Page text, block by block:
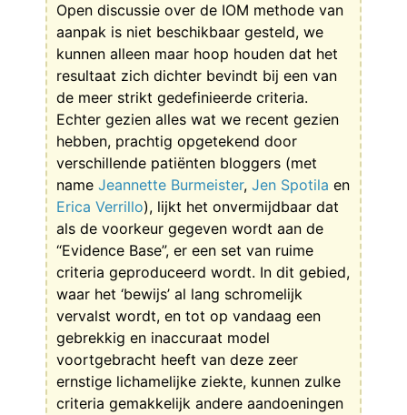
Open discussie over de IOM methode van
aanpak is niet beschikbaar gesteld, we
kunnen alleen maar hoop houden dat het
resultaat zich dichter bevindt bij een van
de meer strikt gedefinieerde criteria.
Echter gezien alles wat we recent gezien
hebben, prachtig opgetekend door
verschillende patiënten bloggers (met
name Jeannette Burmeister, Jen Spotila en
Erica Verrillo), lijkt het onvermijdbaar dat
als de voorkeur gegeven wordt aan de
“Evidence Base”, er een set van ruime
criteria geproduceerd wordt. In dit gebied,
waar het ‘bewijs’ al lang schromelijk
vervalst wordt, en tot op vandaag een
gebrekkig en inaccuraat model
voortgebracht heeft van deze zeer
ernstige lichamelijke ziekte, kunnen zulke
criteria gemakkelijk andere aandoeningen